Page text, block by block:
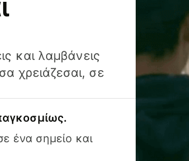
και λαμβάνεις
χρειάζεσαι, σε
ένα σημείο και